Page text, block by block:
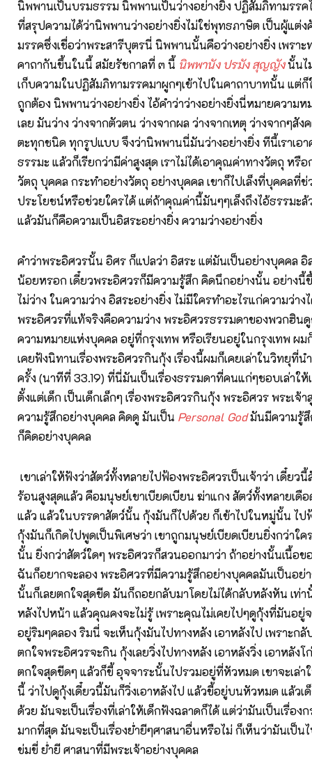
นิพพานเป็นบรมธรรม นิพพานเป็นว่างอย่างยิ่ง ปฏิสัมภิทามรร
ที่สรุปความได้ว่านิพพานว่างอย่างยิ่งไม่ใช่พุทธภาษิต เป็นผู้แต่
มรรคซึ่งเชื่อว่าพระสารีบุตรนี่ นิพพานนั้นคือว่างอย่างยิ่ง เพราะ
คาถากันขึ้นในนี้ สมัยรัชกาลที่ ๓ นี้ นิพพานัง ปรมัง สุญญังนั้นไ
เก็บความในปฏิสัมภิทามรรคมาผูกๆเข้าไปในคาถาบาทนั้น แต่ก็
ถูกต้อง นิพพานว่างอย่างยิ่ง ไอ้คำว่าว่างอย่างยิ่งนี่หมายความ
เลย มันว่าง ว่างจากตัวตน ว่างจากผล ว่างจากเหตุ ว่างจากๆสัง
ตะทุกชนิด ทุกรูปแบบ จึงว่านิพพานนี่มันว่างอย่างยิ่ง ทีนี้เราเอ
ธรรมะ แล้วก็เรียกว่ามีค่าสูงสุด เราไม่ได้เอาคุณค่าทางวัตถุ หรื
วัตถุ บุคคล กระทำอย่างวัตถุ อย่างบุคคล เขาก็ไปเล็งที่บุคคลที่ช่
ประโยชน์หรือช่วยใครได้ แต่ถ้าคุณค่านี้มันๆๆเล็งถึงไอ้ธรรมะ
แล้วมันก็คือความเป็นอิสระอย่างยิ่ง ความว่างอย่างยิ่ง
คำว่าพระอิศวรนั้น อิศร ก็แปลว่า อิสระ แต่มันเป็นอย่างบุคคล อิ
น้อยหรอก เดี๋ยวพระอิศวรก็มีความรู้สึก คิดนึกอย่างนั้น อย่างนี้
ไม่ว่าง ในความว่าง อิสระอย่างยิ่ง ไม่มีใครทำอะไรแก่ความว่าง
พระอิศวรที่แท้จริงคือความว่าง พระอิศวรธรรมดาของพวกฮิน
ความหมายแห่งบุคคล อยู่ที่กรุงเทพ หรือเรียนอยู่ในกรุงเทพ ผม
เคยฟังนิทานเรื่องพระอิศวรกินกุ้ง เรื่องนี้ผมก็เคยเล่าในวิทยุที่น
ครั้ง (นาทีที่ 33.19) ที่นี่มันเป็นเรื่องธรรมดาที่คนแก่ๆชอบเล่าใ
ตั้งแต่เด็ก เป็นเด็กเล็กๆ เรื่องพระอิศวรกินกุ้ง พระอิศวร พระเจ้
ความรู้สึกอย่างบุคคล คิดดู มันเป็น Personal Godมันมีความรู้สึ
ก็คิดอย่างบุคคล
เขาเล่าให้ฟังว่าสัตว์ทั้งหลายไปฟ้องพระอิศวรเป็นเจ้าว่า เดี๋ยว
ร้อนสูงสุดแล้ว คือมนุษย์เขาเบียดเบียน ฆ่าแกง สัตว์ทั้งหลายเดื
แล้ว แล้วในบรรดาสัตว์นั้น กุ้งมันก็ไปด้วย ก็เข้าไปในหมู่นั้น ไป
กุ้งมันก็เกิดไปพูดเป็นพิเศษว่า เขาถูกมนุษย์เบียดเบียนยิ่งกว่าใค
นั้น ยิ่งกว่าสัตว์ใดๆ พระอิศวรก็สวนออกมาว่า ถ้าอย่างนั้นเนื้อข
ฉันก็อยากจะลอง พระอิศวรที่มีความรู้สึกอย่างบุคคลมันเป็นอย่า
นั้นก็เลยตกใจสุดขีด มันก็ถอยกลับมาโดยไม่ได้กลับหลังหัน เท่า
หลังไปหน้า แล้วคุณคงจะไม่รู้ เพราะคุณไม่เคยไปๆดูกุ้งที่มันอยู่
อยู่ริมๆคลอง ริมนี่ จะเห็นกุ้งมันไปทางหลัง เอาหลังไป เพราะก
ตกใจพระอิศวรจะกิน กุ้งเลยวิ่งไปทางหลัง เอาหลังวิ่ง เอาหลังโ
ตกใจสุดขีดๆ แล้วก็ขี้ อุจจาระนั้นไปรวมอยู่ที่หัวหมด เขาจะเล่าใ
นี้ ว่าไปดูกุ้งเดี๋ยวนี้มันก็วิ่งเอาหลังไป แล้วขี้อยู่บนหัวหมด แล้วเ
ด้วย มันจะเป็นเรื่องที่เล่าให้เด็กฟังฉลาดก็ได้ แต่ว่ามันเป็นเรื่อง
มากที่สุด มันจะเป็นเรื่องย่ำยีๆศาสนาอื่นหรือไม่ ก็เห็นว่ามันเป็น
ข่มขี่ ย่ำยี ศาสนาที่มีพระเจ้าอย่างบุคคล